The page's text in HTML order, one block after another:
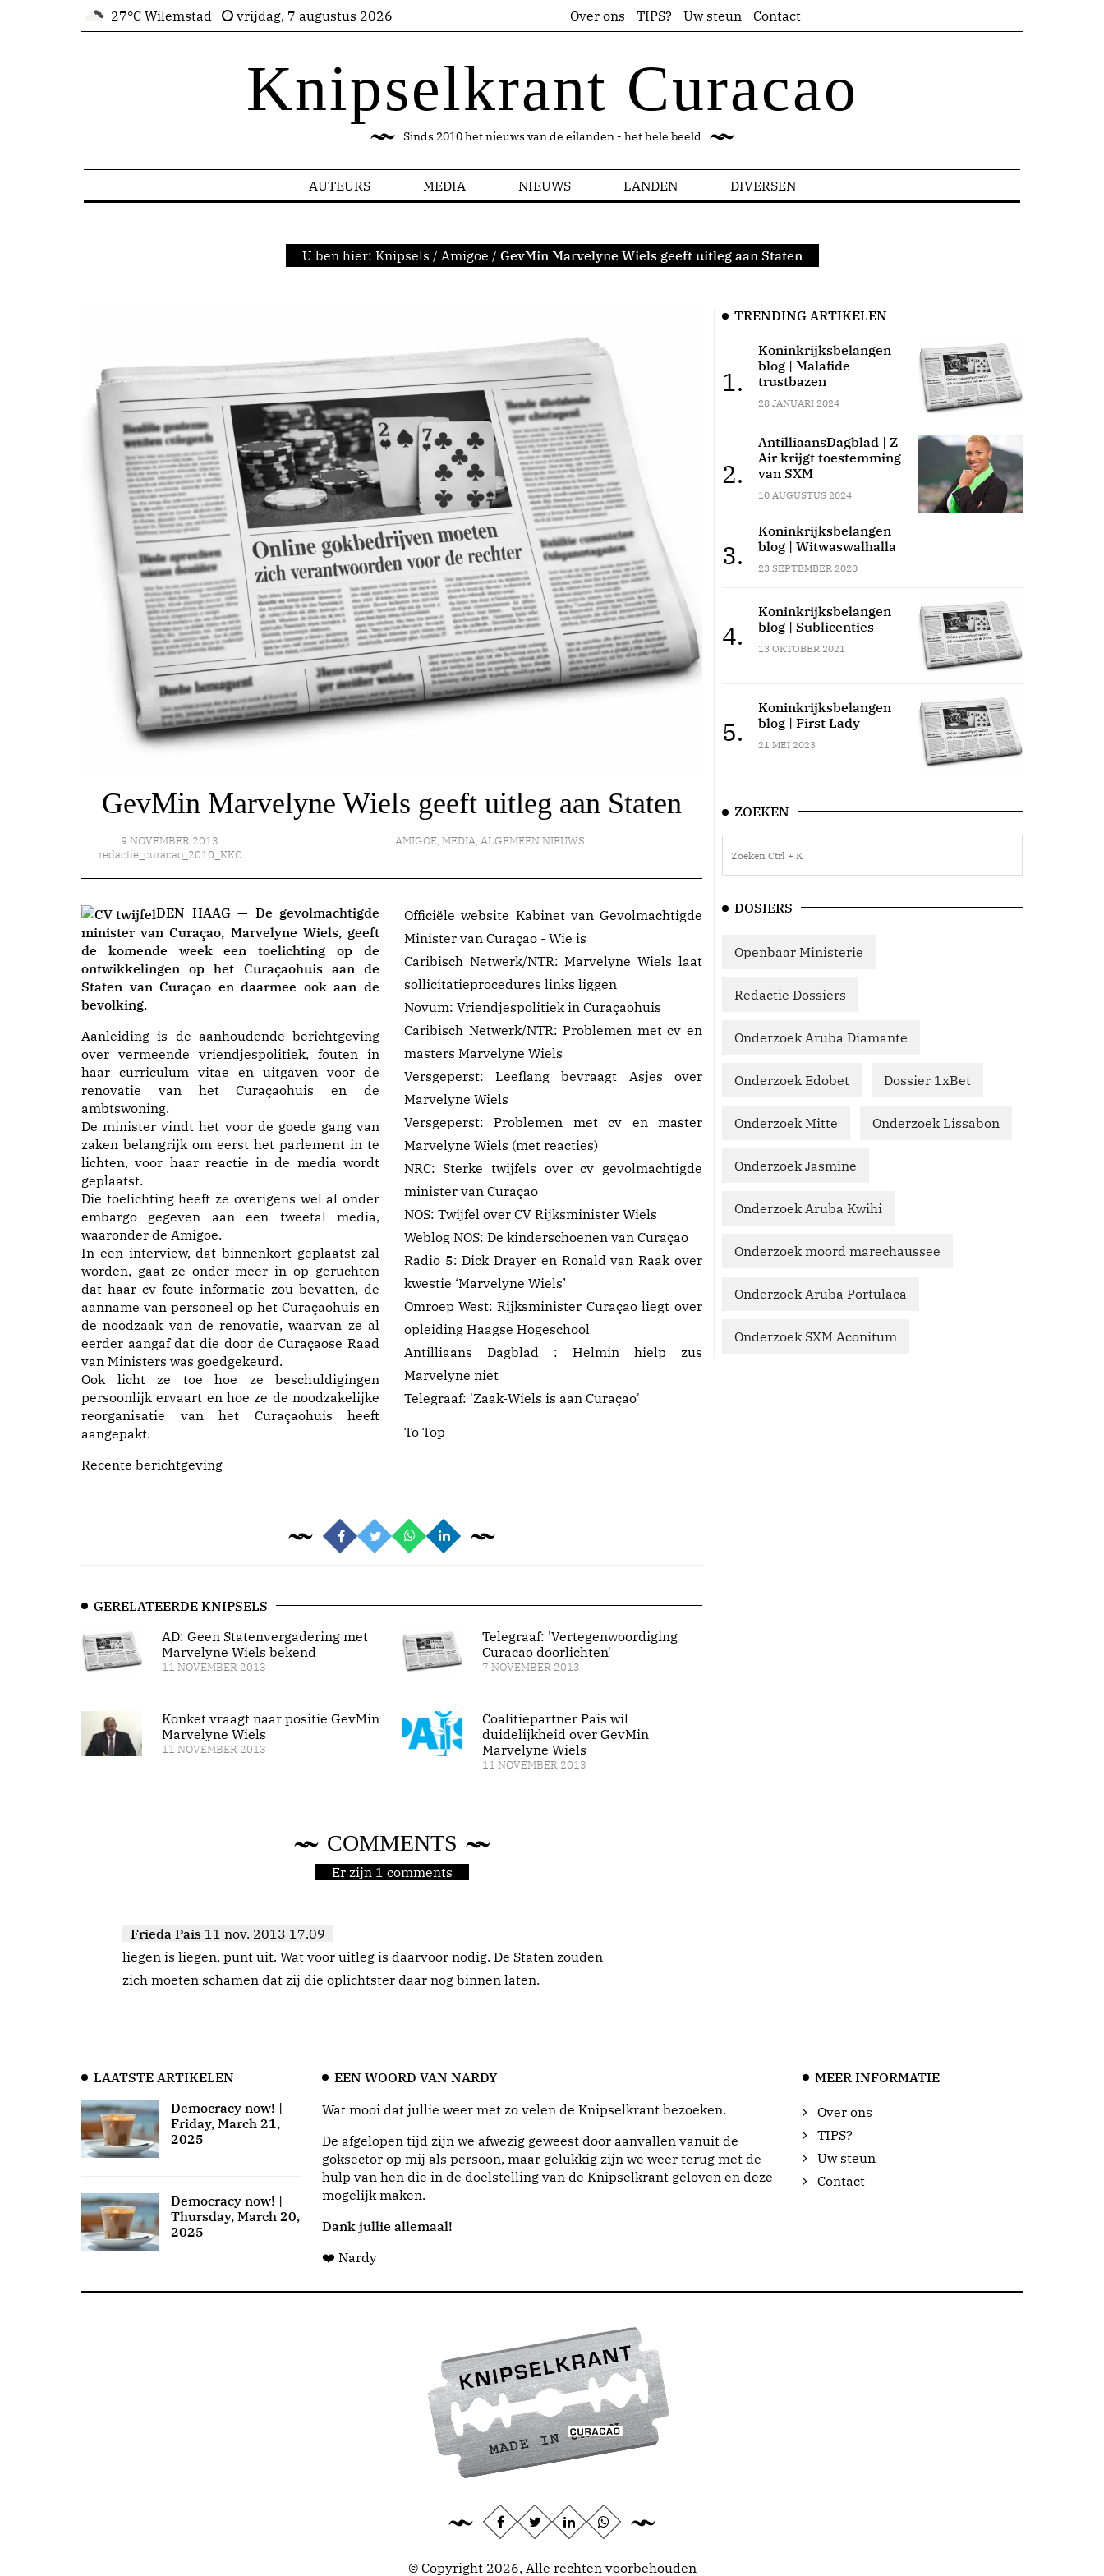
27°C Wilemstad vrijdag, 7 augustus 2026 Over ons TIPS? Uw steun Contact
Knipselkrant Curacao
Sinds 2010 het nieuws van de eilanden - het hele beeld
AUTEURS MEDIA NIEUWS LANDEN DIVERSEN
U ben hier: Knipsels / Amigoe / GevMin Marvelyne Wiels geeft uitleg aan Staten
GevMin Marvelyne Wiels geeft uitleg aan Staten
9 NOVEMBER 2013
redactie_curacao_2010_KKC
AMIGOE,MEDIA,ALGEMEEN NIEUWS
DEN HAAG — De gevolmachtigde
minister van Curaçao, Marvelyne Wiels, geeft
de komende week een toelichting op de
ontwikkelingen op het Curaçaohuis aan de
Staten van Curaçao en daarmee ook aan de
bevolking.
Aanleiding is de aanhoudende berichtgeving
over vermeende vriendjespolitiek, fouten in
haar curriculum vitae en uitgaven voor de
renovatie van het Curaçaohuis en de
ambtswoning.
De minister vindt het voor de goede gang van
zaken belangrijk om eerst het parlement in te
lichten, voor haar reactie in de media wordt
geplaatst.
Die toelichting heeft ze overigens wel al onder
embargo gegeven aan een tweetal media,
waaronder de Amigoe.
In een interview, dat binnenkort geplaatst zal
worden, gaat ze onder meer in op geruchten
dat haar cv foute informatie zou bevatten, de
aanname van personeel op het Curaçaohuis en
de noodzaak van de renovatie, waarvan ze al
eerder aangaf dat die door de Curaçaose Raad
van Ministers was goedgekeurd.
Ook licht ze toe hoe ze beschuldigingen
persoonlijk ervaart en hoe ze de noodzakelijke
reorganisatie van het Curaçaohuis heeft
aangepakt.
Recente berichtgeving
Officiële website Kabinet van Gevolmachtigde
Minister van Curaçao - Wie is
Caribisch Netwerk/NTR: Marvelyne Wiels laat
sollicitatieprocedures links liggen
Novum: Vriendjespolitiek in Curaçaohuis
Caribisch Netwerk/NTR: Problemen met cv en
masters Marvelyne Wiels
Versgeperst: Leeflang bevraagt Asjes over
Marvelyne Wiels
Versgeperst: Problemen met cv en master
Marvelyne Wiels (met reacties)
NRC: Sterke twijfels over cv gevolmachtigde
minister van Curaçao
NOS: Twijfel over CV Rijksminister Wiels
Weblog NOS: De kinderschoenen van Curaçao
Radio 5: Dick Drayer en Ronald van Raak over
kwestie ‘Marvelyne Wiels’
Omroep West: Rijksminister Curaçao liegt over
opleiding Haagse Hogeschool
Antilliaans Dagblad : Helmin hielp zus
Marvelyne niet
Telegraaf: 'Zaak-Wiels is aan Curaçao'
To Top
GERELATEERDE KNIPSELS
AD: Geen Statenvergadering met
Marvelyne Wiels bekend
11 NOVEMBER 2013
Konket vraagt naar positie GevMin
Marvelyne Wiels
11 NOVEMBER 2013
Telegraaf: 'Vertegenwoordiging
Curacao doorlichten'
7 NOVEMBER 2013
Coalitiepartner Pais wil
duidelijkheid over GevMin
Marvelyne Wiels
11 NOVEMBER 2013
COMMENTS
Er zijn 1 comments
Frieda Pais 11 nov. 2013 17.09
liegen is liegen, punt uit. Wat voor uitleg is daarvoor nodig. De Staten zouden
zich moeten schamen dat zij die oplichtster daar nog binnen laten.
TRENDING ARTIKELEN
1.
Koninkrijksbelangen
blog | Malafide
trustbazen
28 JANUARI 2024
2.
AntilliaansDagblad | Z
Air krijgt toestemming
van SXM
10 AUGUSTUS 2024
3.
Koninkrijksbelangen
blog | Witwaswalhalla
23 SEPTEMBER 2020
4.
Koninkrijksbelangen
blog | Sublicenties
13 OKTOBER 2021
5.
Koninkrijksbelangen
blog | First Lady
21 MEI 2023
ZOEKEN
DOSIERS
Openbaar Ministerie
Redactie Dossiers
Onderzoek Aruba Diamante
Onderzoek Edobet Dossier 1xBet
Onderzoek Mitte Onderzoek Lissabon
Onderzoek Jasmine
Onderzoek Aruba Kwihi
Onderzoek moord marechaussee
Onderzoek Aruba Portulaca
Onderzoek SXM Aconitum
LAATSTE ARTIKELEN
Democracy now! |
Friday, March 21,
2025
Democracy now! |
Thursday, March 20,
2025
EEN WOORD VAN NARDY
Wat mooi dat jullie weer met zo velen de Knipselkrant bezoeken.
De afgelopen tijd zijn we afwezig geweest door aanvallen vanuit de
goksector op mij als persoon, maar gelukkig zijn we weer terug met de
hulp van hen die in de doelstelling van de Knipselkrant geloven en deze
mogelijk maken.
Dank jullie allemaal!
❤️ Nardy
MEER INFORMATIE
Over ons
TIPS?
Uw steun
Contact
© Copyright 2026, Alle rechten voorbehouden